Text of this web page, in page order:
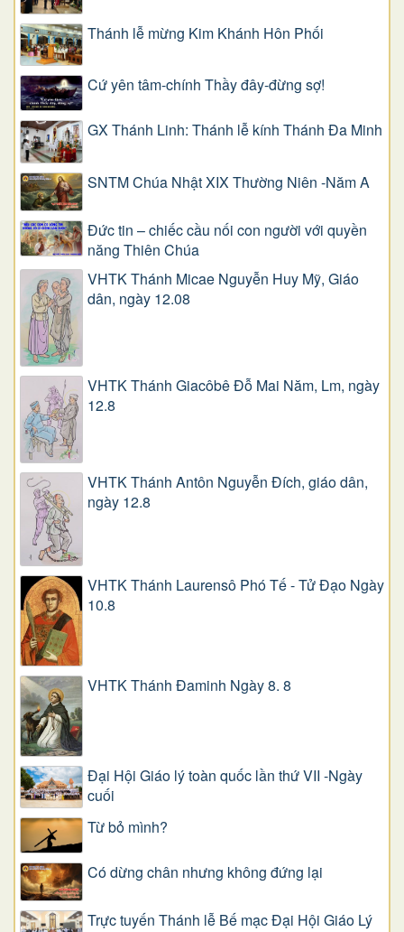
Thánh lễ mừng Kim Khánh Hôn Phối
Cứ yên tâm-chính Thầy đây-đừng sợ!
GX Thánh Linh: Thánh lễ kính Thánh Đa Minh
SNTM Chúa Nhật XIX Thường Niên -Năm A
Đức tin – chiếc cầu nối con người với quyền
năng Thiên Chúa
VHTK Thánh Micae Nguyễn Huy Mỹ, Giáo
dân, ngày 12.08
VHTK Thánh Giacôbê Ðỗ Mai Năm, Lm, ngày
12.8
VHTK Thánh Antôn Nguyễn Ðích, giáo dân,
ngày 12.8
VHTK Thánh Laurensô Phó Tế - Tử Đạo Ngày
10.8
VHTK Thánh Đaminh Ngày 8. 8
Đại Hội Giáo lý toàn quốc lần thứ VII -Ngày
cuối
Từ bỏ mình?
Có dừng chân nhưng không đứng lại
Trực tuyến Thánh lễ Bế mạc Đại Hội Giáo Lý